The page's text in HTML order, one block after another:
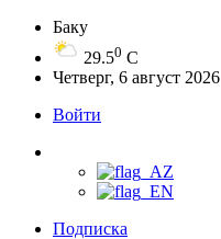
Баку
29.50 C
Четверг, 6 август 2026
Войти
Подписка